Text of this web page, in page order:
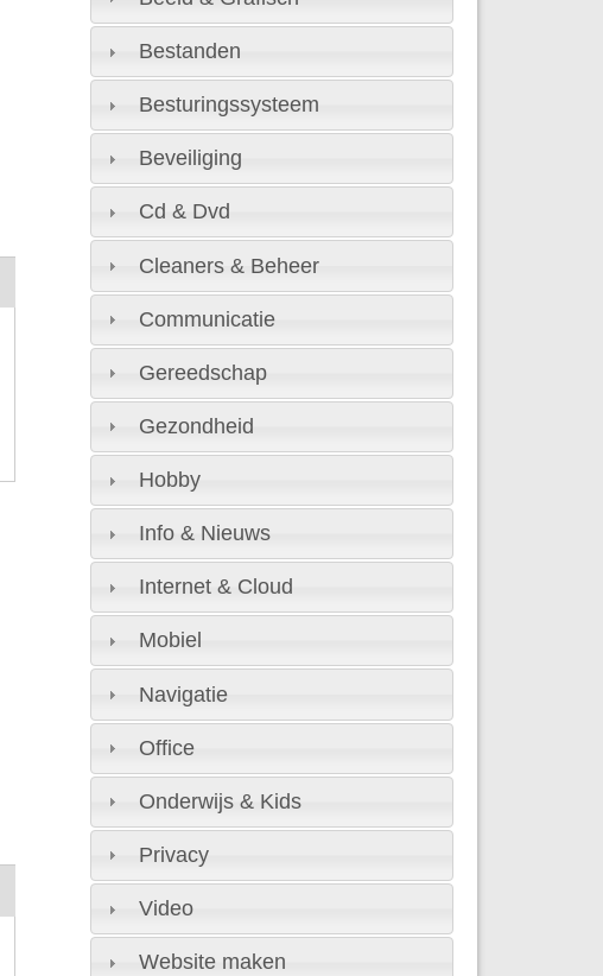
Bestanden
Besturingssysteem
Beveiliging
Cd & Dvd
Cleaners & Beheer
Communicatie
Gereedschap
Gezondheid
Hobby
Info & Nieuws
Internet & Cloud
Mobiel
Navigatie
Office
Onderwijs & Kids
Privacy
Video
Website maken